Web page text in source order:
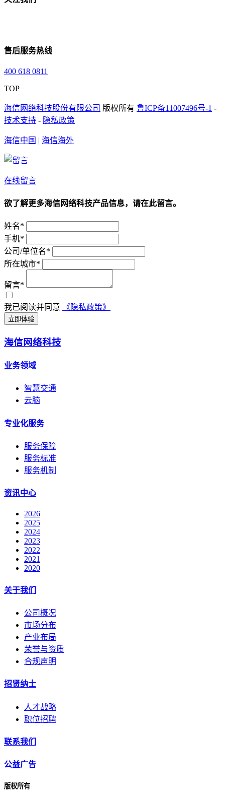
售后服务热线
400 618 0811
TOP
海信网络科技股份有限公司 版权所有 鲁ICP备11007496号-1 -
技术支持 - 隐私政策
海信中国 | 海信海外
在线留言
欲了解更多海信网络科技产品信息，请在此留言。
姓名*
手机*
公司/单位名*
所在城市*
留言*
我已阅读并同意 《隐私政策》
立即体验
海信网络科技
业务领域
智慧交通
云脑
专业化服务
服务保障
服务标准
服务机制
资讯中心
2026
2025
2024
2023
2022
2021
2020
关于我们
公司概况
市场分布
产业布局
荣誉与资质
合规声明
招贤纳士
人才战略
职位招聘
联系我们
公益广告
版权所有